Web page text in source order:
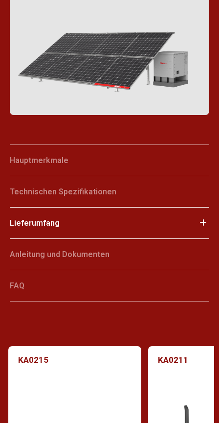
Hauptmerkmale
Technischen Spezifikationen
Lieferumfang
Anleitung und Dokumenten
FAQ
KA0215 KA0211